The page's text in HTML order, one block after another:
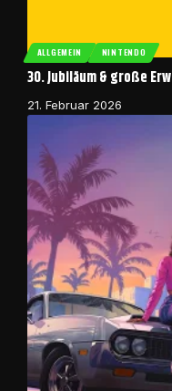
ALLGEMEIN NINTENDO
30. Jubiläum & große
21. Februar 2026